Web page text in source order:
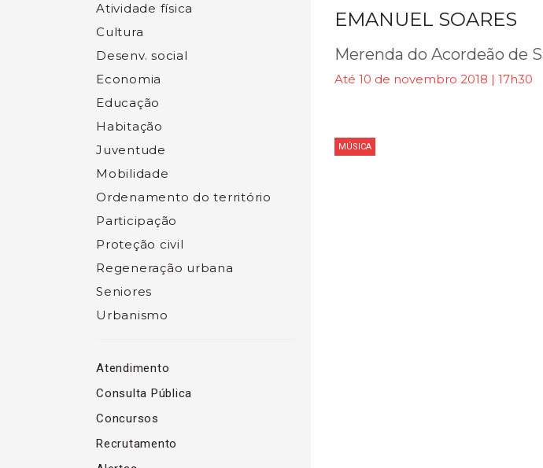
Atividade física
Cultura
Desenv. social
Economia
Educação
Habitação
Juventude
Mobilidade
Ordenamento do território
Participação
Proteção civil
Regeneração urbana
Seniores
Urbanismo
Atendimento
Consulta Pública
Concursos
Recrutamento
EMANUEL SOARES
Merenda do Acordeão de
Até 10 de novembro 2018 | 17h30
MÚSICA